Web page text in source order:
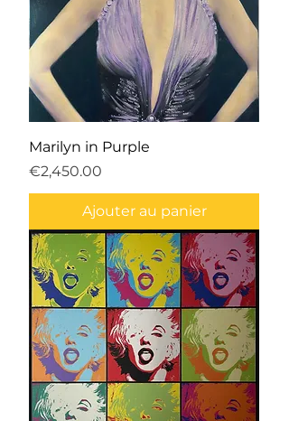
Marilyn in Purple
Prix
€2,450.00
Ajouter au panier